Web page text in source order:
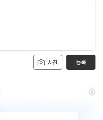
사진 등록